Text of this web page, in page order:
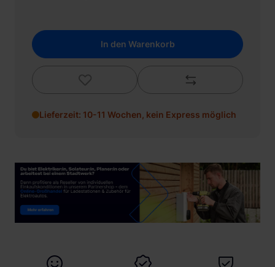
In den Warenkorb
Lieferzeit: 10-11 Wochen, kein Express möglich